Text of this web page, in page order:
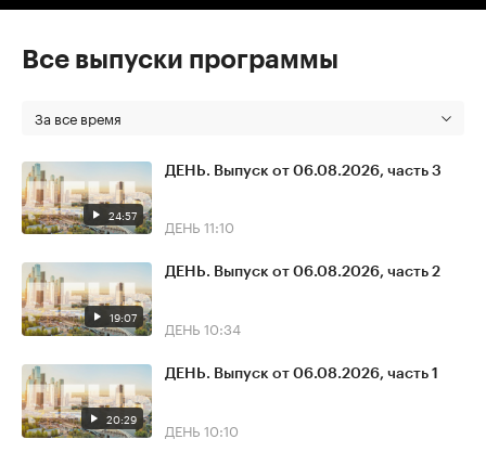
Все выпуски программы
За все время
24:57
ДЕНЬ. Выпуск от 06.08.2026, часть 3
ДЕНЬ 11:10
19:07
ДЕНЬ. Выпуск от 06.08.2026, часть 2
ДЕНЬ 10:34
20:29
ДЕНЬ. Выпуск от 06.08.2026, часть 1
ДЕНЬ 10:10